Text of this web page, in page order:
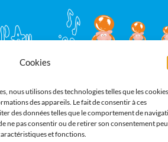
Cookies
nous utilisons des technologies telles que les cookies
des appareils. Le fait de consentir à ces
des données telles que le comportement de
ne pas consentir ou de retirer son consentement
et fonctions.